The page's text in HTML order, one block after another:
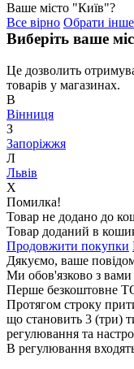
Ваше місто "Київ"?
Все вірно Обрати інше
Виберіть ваше
Це дозволить
товарів у магазинах.
В
Вiнниця
З
Запоріжжя
Л
Львів
Х
Помилка!
Товар не додано до
Товар доданий в
Продовжити покупки
Дякуємо, ваше
Ми обов'язково з
Перше безкоштовне
Протягом строку
що становить 3 (три)
регулювання та
В регулювання